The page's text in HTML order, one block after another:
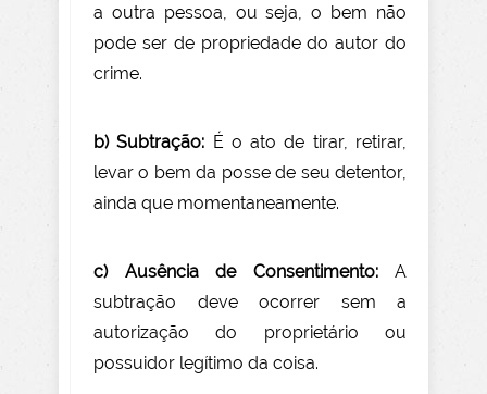
a outra pessoa, ou seja, o bem não
pode ser de propriedade do autor do
crime.
b) Subtração: É o ato de tirar, retirar,
levar o bem da posse de seu detentor,
ainda que momentaneamente.
c) Ausência de Consentimento:A
subtração deve ocorrer sem a
autorização do proprietário ou
possuidor legítimo da coisa.